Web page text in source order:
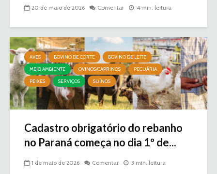
20 de maio de 2026 Comentar 4 min. leitura
AVES BOVINO DE CORTE
BOVINO DE LEITE
MEIO AMBIENTE
OVINOS/CAPRINOS
PECUÁRIA
PEIXES
SERVIÇOS SUÍNOS
Cadastro obrigatório do rebanho
no Paraná começa no dia 1º de...
1 de maio de 2026 Comentar 3 min. leitura